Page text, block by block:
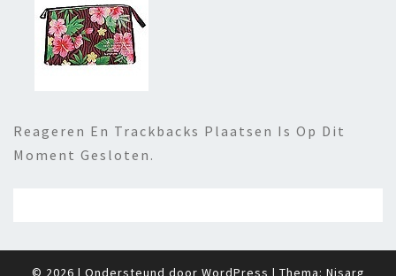
Reageren En Trackbacks Plaatsen Is Op Dit
Moment Gesloten.
© 2026 | Ondersteund door WordPress | Thema: Nisarg